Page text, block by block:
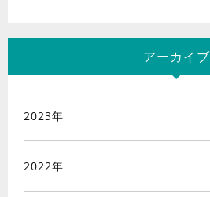
アーカイブ
2023年
2022年